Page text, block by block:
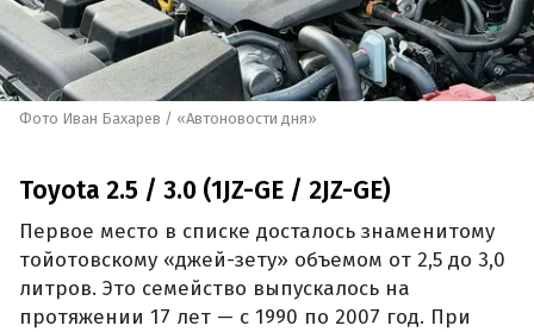
Фото Иван Бахарев / «Автоновости дня»
Toyota 2.5 / 3.0 (1JZ-GE / 2JZ-GE)
Первое место в списке досталось знаменитому
тойотовскому «джей-зету» объемом от 2,5 до 3,0
литров. Это семейство выпускалось на
протяжении 17 лет — с 1990 по 2007 год. При